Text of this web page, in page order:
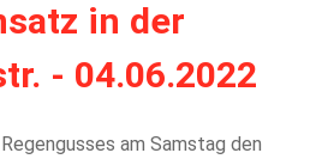
in der
- 04.06.2022
am Samstag den